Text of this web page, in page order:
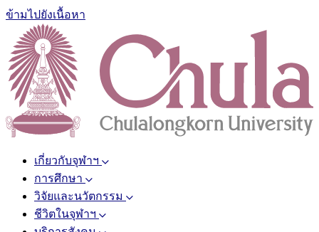
ข้ามไปยังเนื้อหา
เกี่ยวกับจุฬาฯ
การศึกษา
วิจัยและนวัตกรรม
ชีวิตในจุฬาฯ